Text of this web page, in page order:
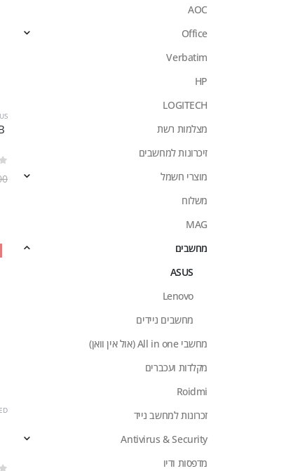
AOC
Office
Verbatim
HP
LOGITECH
מצלמות רשת
זיכרונות למחשבים
מוצרי חשמל
משלוח
MAG
מחשבים
ASUS
Lenovo
מחשבים ניידים
מחשבי All in one (אול אין וואן)
מקלדות ועכברים
Roidmi
זכרונות למחשב נייד
Antivirus & Security
מדפסות ודיו